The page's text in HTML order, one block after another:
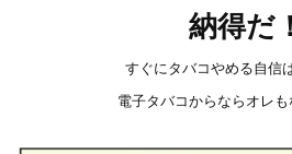
納得だ！
すぐにタバコやめる自信
電子タバコからならオレ